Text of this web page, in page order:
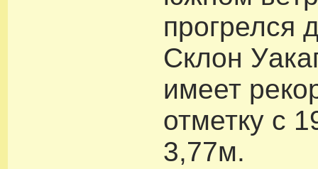
прогрелся
Склон
имеет
отметку с
3,77м.